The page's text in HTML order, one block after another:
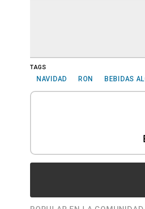
TAGS
NAVIDAD RON BEBIDAS